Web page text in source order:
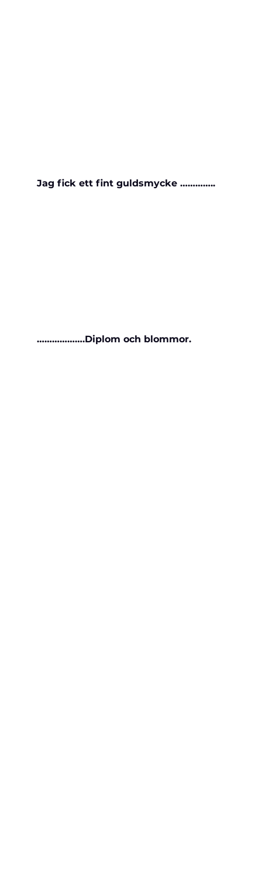
Jag fick ett fint guldsmycke …………..
……………….Diplom och blommor.